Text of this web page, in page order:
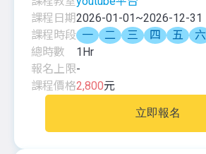
課程日期2026-01-01~2026-12-31
課程時段 一 二 三 四 五 六
總時數
1Hr
報名上限-
課程價格2,800元
立即報名